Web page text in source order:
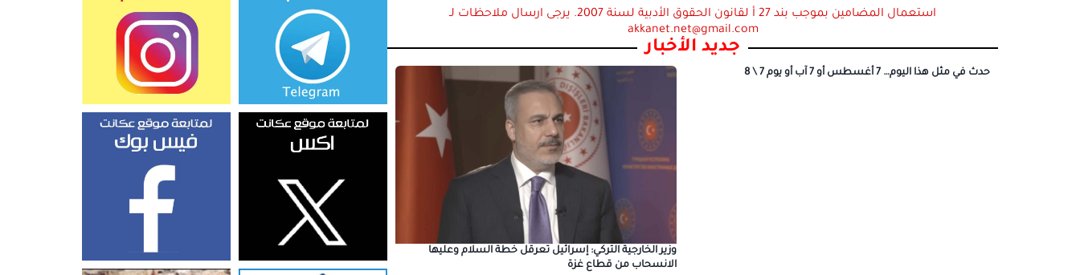
استعمال المضامين بموجب بند 27 أ لقانون الحقوق الأدبية لسنة 2007. يرجى ارسال ملاحظات لـ
akkanet.net@gmail.com
جديد الأخبار
حدث في مثل هذا اليوم… 7 أغسطس أو 7 آب أو يوم 7 \ 8
وزير الخارجية التركي: إسرائيل تعرقل خطة السلام وعليها
الانسحاب من قطاع غزة